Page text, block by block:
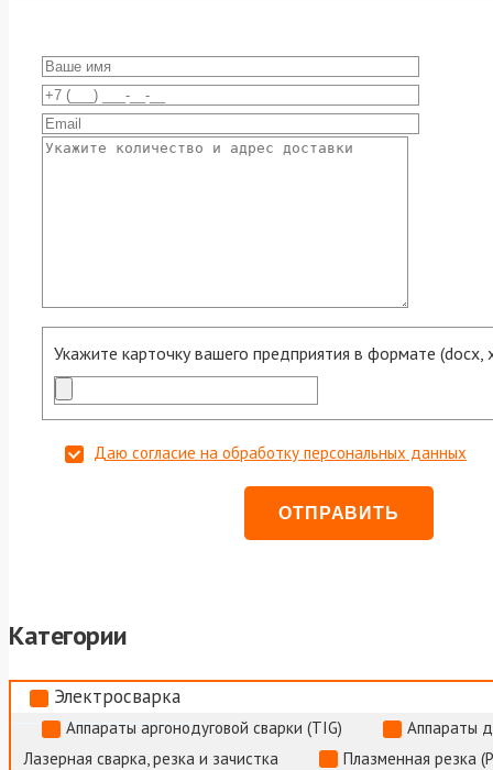
Укажите карточку вашего предприятия в формате (docx,
Даю согласие на обработку персональных данных
Категории
Электросварка
Аппараты аргонодуговой сварки (TIG)
Аппараты
Лазерная сварка, резка и зачистка
Плазменная резка